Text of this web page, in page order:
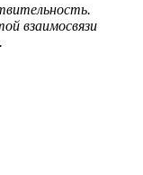
взаимосвязи